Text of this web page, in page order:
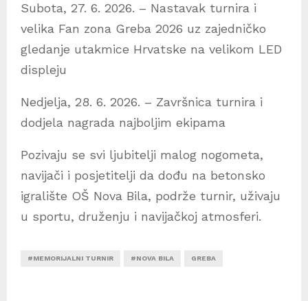
Subota, 27. 6. 2026. – Nastavak turnira i
velika Fan zona Greba 2026 uz zajedničko
gledanje utakmice Hrvatske na velikom LED
displeju
Nedjelja, 28. 6. 2026. – Završnica turnira i
dodjela nagrada najboljim ekipama
Pozivaju se svi ljubitelji malog nogometa,
navijači i posjetitelji da dođu na betonsko
igralište OŠ Nova Bila, podrže turnir, uživaju
u sportu, druženju i navijačkoj atmosferi.
#MEMORIJALNI TURNIR #NOVA BILA GREBA